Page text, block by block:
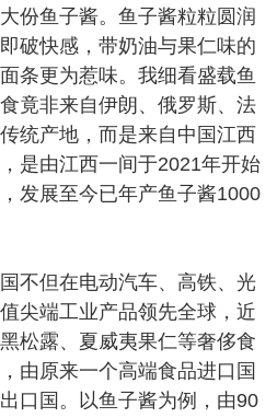
份鱼子酱。鱼子酱粒粒圆润
破快感，带奶油与果仁味的
条更为惹味。我细看盛载鱼
竟非来自伊朗、俄罗斯、法
统产地，而是来自中国江西
是由江西一间于2021年开始
发展至今已年产鱼子酱1000
但在电动汽车、高铁、光
尖端工业产品领先全球，近
松露、夏威夷果仁等奢侈食
由原来一个高端食品进口国
口国。以鱼子酱为例，由90